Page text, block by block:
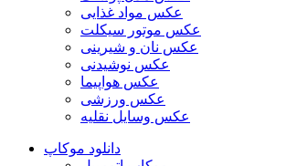
عکس مواد غذایی
عکس موتور سیکلت
عکس نان و شیرینی
عکس نوشیدنی
عکس هواپیما
عکس ورزشی
عکس وسایل نقلیه
دانلود موکاپ